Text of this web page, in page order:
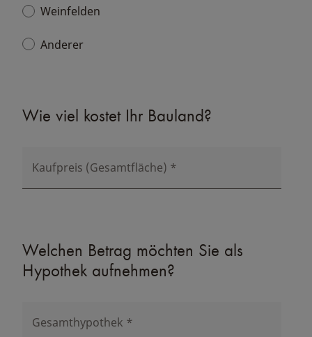
Weinfelden
Anderer
Wie viel kostet Ihr Bauland?
Kaufpreis (Gesamtfläche) *
Welchen Betrag möchten Sie als
Hypothek aufnehmen?
Gesamthypothek *